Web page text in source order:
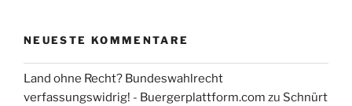
NEUESTE KOMMENTARE
Land ohne Recht? Bundeswahlrecht
verfassungswidrig! - Buergerplattform.com zu Schnürt